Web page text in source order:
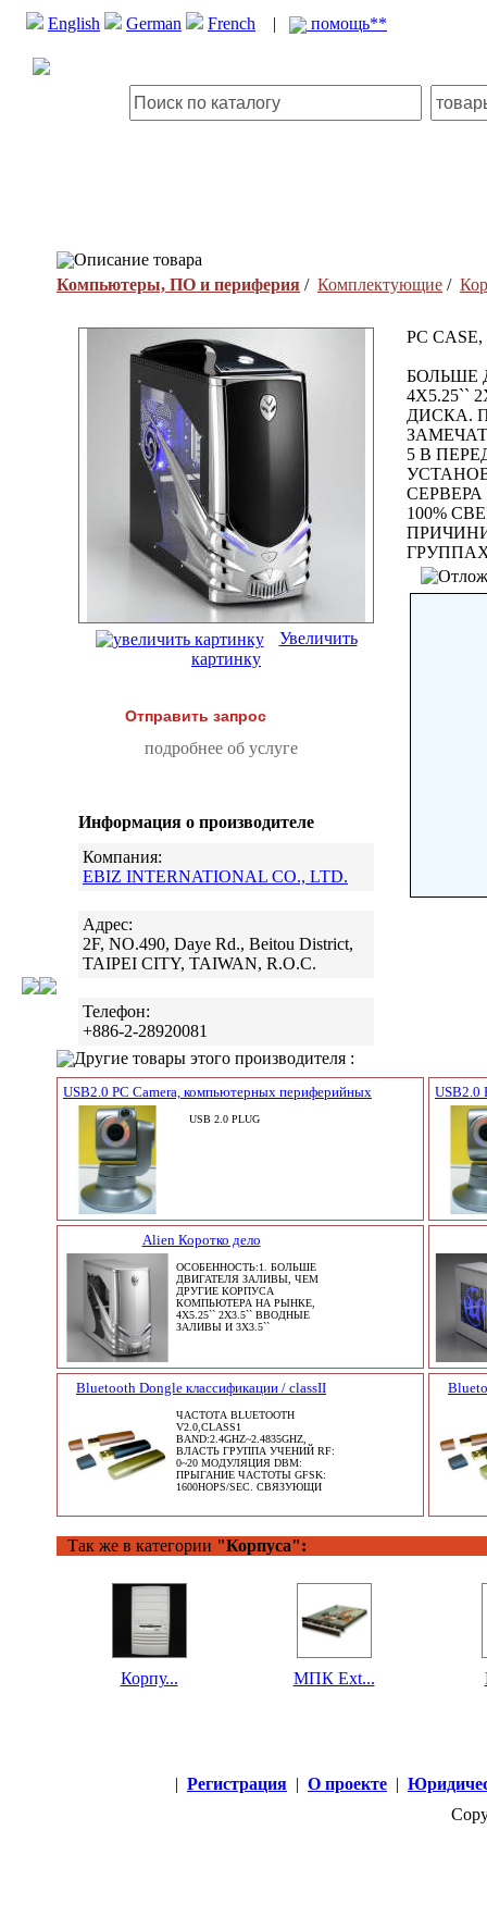
English German French | помощь**
Описание товара
Компьютеры, ПО и периферия / Комплектующие /
Увеличить
картинку
Отправить запрос
подробнее об услуге
Информация о производителе
Компания:
EBIZ INTERNATIONAL CO., LTD.
Адрес:
2F, NO.490, Daye Rd., Beitou District,
TAIPEI CITY, TAIWAN, R.O.C.
Телефон:
+886-2-28920081
PC CASE,
БОЛЬШЕ
ДИСКА.
5 В
100%
Другие товары этого производителя :
USB2.0 PC Camera, компьютерных периферийных
USB 2.0 PLUG
USB2.0
Alien Коротко дело
ОСОБЕННОСТЬ:1. БОЛЬШЕ
ДВИГАТЕЛЯ ЗАЛИВЫ, ЧЕМ
ДРУГИЕ КОРПУСА
КОМПЬЮТЕРА НА РЫНКЕ,
4X5.25`` 2X3.5`` ВВОДНЫЕ
ЗАЛИВЫ И 3X3.5``
Bluetooth Dongle классификации / classII
ЧАСТОТА BLUETOOTH
V2.0,CLASS1
BAND:2.4GHZ~2.4835GHZ,
ВЛАСТЬ ГРУППА УЧЕНИЙ RF:
0~20 МОДУЛЯЦИЯ DBM:
ПРЫГАНИЕ ЧАСТОТЫ GFSK:
1600HOPS/SEC. СВЯЗУЮЩИ
Так же в категории "Корпуса":
Корпу... МПК Ext...
| Регистрация | О проекте |